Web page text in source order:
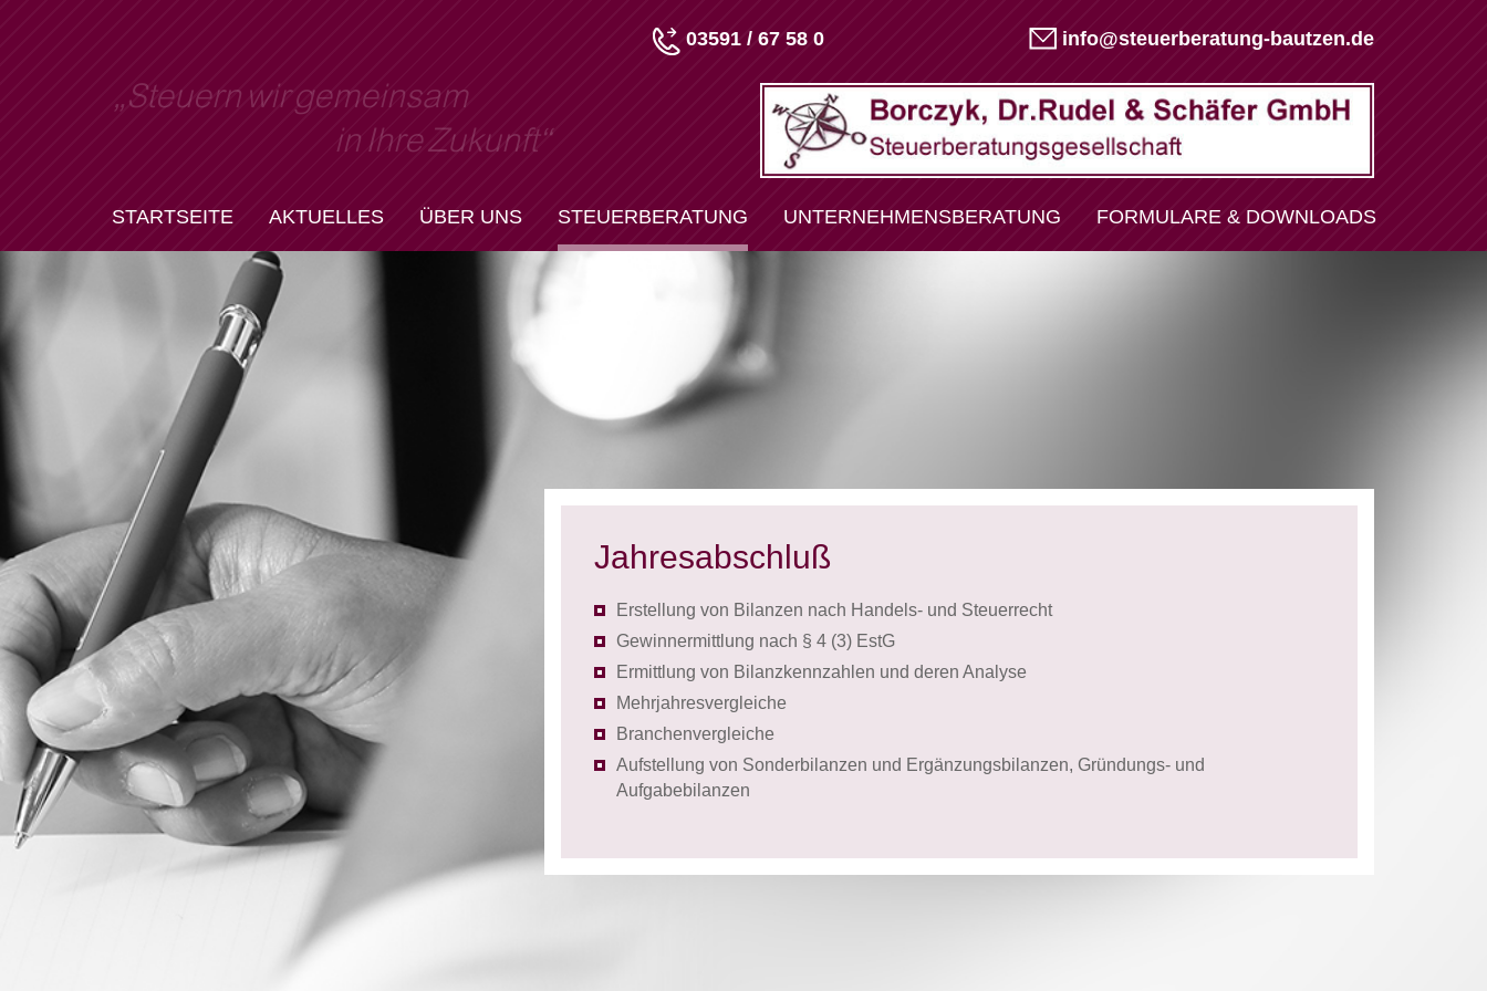
03591 / 67 58 0 info@steuerberatung-bautzen.de
„Steuern wir gemeinsam
in IhreZukunft“
STARTSEITE AKTUELLES ÜBER UNS STEUERBERATUNG UNTERNEHMENSBERATUNG FORMULARE & DOWNLOADS
Jahresabschluß
Erstellung von Bilanzen nach Handels- und Steuerrecht
Gewinnermittlung nach § 4 (3) EstG
Ermittlung von Bilanzkennzahlen und deren Analyse
Mehrjahresvergleiche
Branchenvergleiche
Aufstellung von Sonderbilanzen und Ergänzungsbilanzen, Gründungs- und
Aufgabebilanzen